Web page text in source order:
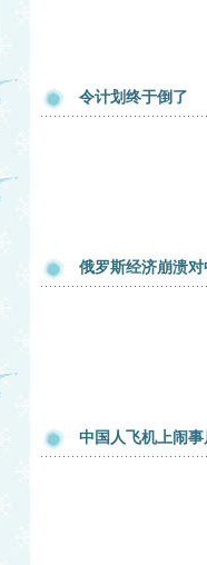
令计划终于倒了
俄罗斯经济崩溃
中国人飞机上闹